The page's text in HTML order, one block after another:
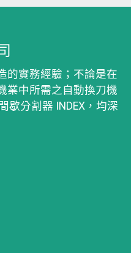
的實務經驗；不論是在
業中所需之自動換刀機
歇分割器 INDEX，均深